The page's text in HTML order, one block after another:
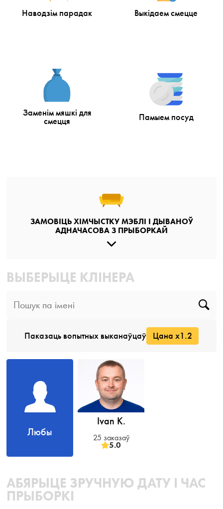
Наводзім парадак Выкідаем смецце
Заменім мяшкі для
смецця Памыем посуд
ЗАМОВІЦЬ ХІМЧЫСТКУ МЭБЛІ І ДЫВАНОЎ
АДНАЧАСОВА З ПРЫБОРКАЙ
ВЫБЕРЫЦЕ КЛІНЕРА
Паказаць вопытных выканаўцаў Цана x1.2
Любы
Ivan K.
25 заказаў
5.0
АБЯРЫЦЕ ЗРУЧНУЮ ДАТУ І ЧАС
ПРЫБОРКІ